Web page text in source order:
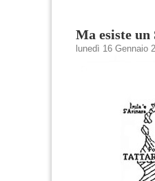
Ma esiste un
lunedì 16 Gennaio